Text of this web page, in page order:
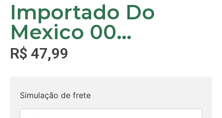
Importado Do
Mexico 00…
R$ 47,99
Simulação de frete